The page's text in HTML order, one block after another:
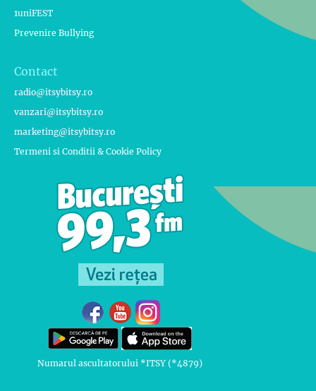
1uniFEST
Prevenire Bullying
Contact
radio@itsybitsy.ro
vanzari@itsybitsy.ro
marketing@itsybitsy.ro
Termeni si Conditii & Cookie Policy
Numarul ascultatorului *ITSY (*4879)